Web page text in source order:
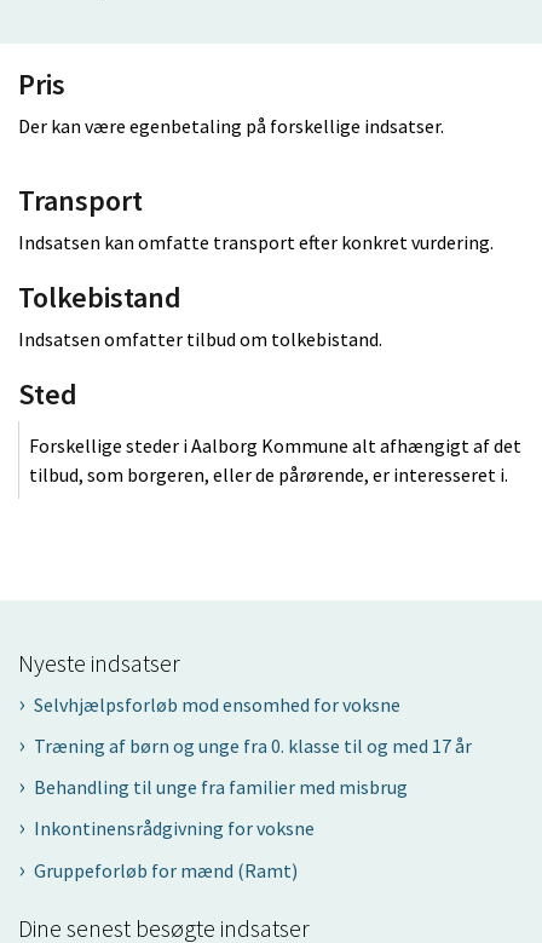
Pris
Der kan være egenbetaling på forskellige indsatser.
Transport
Indsatsen kan omfatte transport efter konkret vurdering.
Tolkebistand
Indsatsen omfatter tilbud om tolkebistand.
Sted
Forskellige steder i Aalborg Kommune alt afhængigt af det
tilbud, som borgeren, eller de pårørende, er interesseret i.
Nyeste indsatser
Selvhjælpsforløb mod ensomhed for voksne
Træning af børn og unge fra 0. klasse til og med 17 år
Behandling til unge fra familier med misbrug
Inkontinensrådgivning for voksne
Gruppeforløb for mænd (Ramt)
Dine senest besøgte indsatser